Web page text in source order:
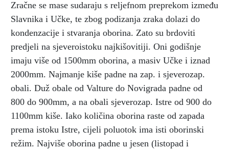
Zračne se mase sudaraju s reljefnom preprekom između
Slavnika i Učke, te zbog podizanja zraka dolazi do
kondenzacije i stvaranja oborina. Zato su brdoviti
predjeli na sjeveroistoku najkišovitiji. Oni godišnje
imaju više od 1500mm oborina, a masiv Učke i iznad
2000mm. Najmanje kiše padne na zap. i sjeverozap.
obali. Duž obale od Valture do Novigrada padne od
800 do 900mm, a na obali sjeverozap. Istre od 900 do
1100mm kiše. Iako količina oborina raste od zapada
prema istoku Istre, cijeli poluotok ima isti oborinski
režim. Najviše oborina padne u jesen (listopad i